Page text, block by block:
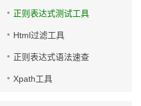
正则表达式测试工具
Html过滤工具
正则表达式语法速查
Xpath工具